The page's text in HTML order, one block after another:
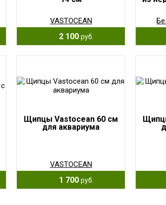
VASTOCEAN
2 100 руб.
Щипцы Vastocean 60 см
для аквариума
VASTOCEAN
1 700 руб.